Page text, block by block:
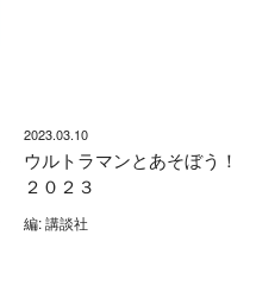
2023.03.10
ウルトラマンとあそぼう！
２０２３
編: 講談社